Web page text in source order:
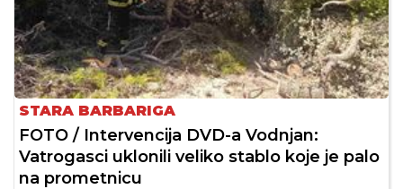
STARA BARBARIGA
FOTO / Intervencija DVD-a Vodnjan:
Vatrogasci uklonili veliko stablo koje je palo
na prometnicu